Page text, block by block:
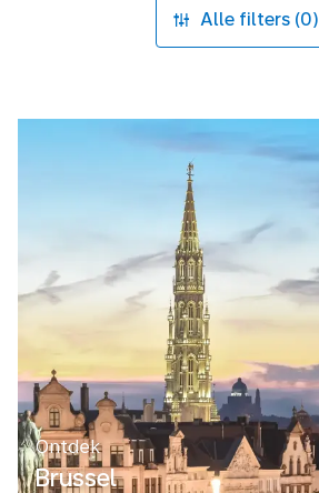
Alle filters (0)
Ontdek
Brussel